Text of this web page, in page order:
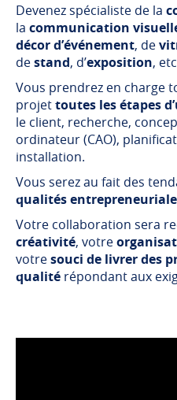
Devenez spécialiste de la
la communication
décor d’événement, de
destand, d’exposition,
Vous prendrez en charge
projettoutes les étapes
le client, recherche,
ordinateur (CAO),
installation.
Vous serez au fait des
qualités
Votre collaboration sera
créativité, votre
votresouci de livrer des
qualité répondant aux